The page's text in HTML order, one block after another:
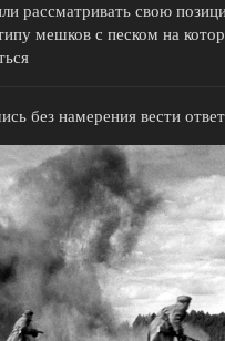
рассматривать свою
мешков с песком на
без намерения вести